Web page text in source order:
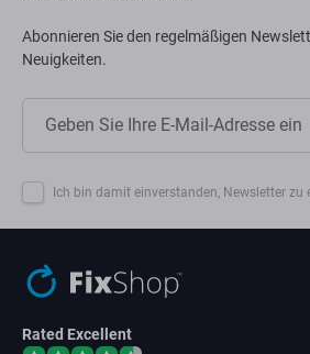
Abonnieren Sie den regelmäßigen
Neuigkeiten.
Ich bin damit einverstanden, Newsletter zu
Rated Excellent